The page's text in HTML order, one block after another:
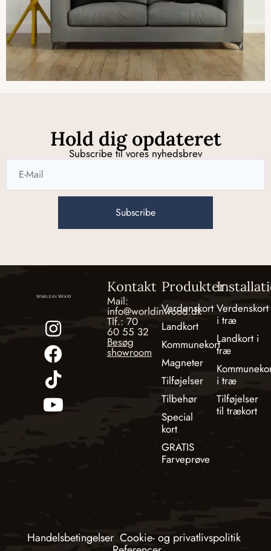
Hold dig opdateret
Subscribe til vores nyhedsbrev
Subscribe
Kontakt
Mail:
info@worldinwood.dk
Tlf.: 70
60 55 32
Besøg
showroom
Produkter
Verdenskort
Landkort
Kommunekort
Magneter
Tilføjelser
Tilbehør
Special
kort
GRATIS
Farveprøve
Verdenskort
i træ
Landkort i
træ
i træ
Tilføjelser
til trækort
Handelsbetingelser Cookie- og privatlivspolitik